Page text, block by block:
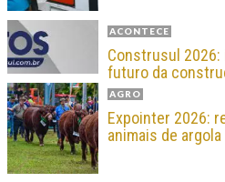
ACONTECE
Construsul 2026:
futuro da
AGRO
Expointer 2026:
animais de argola